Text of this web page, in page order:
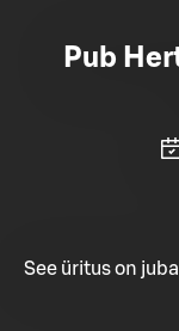
Pub
See üritus on